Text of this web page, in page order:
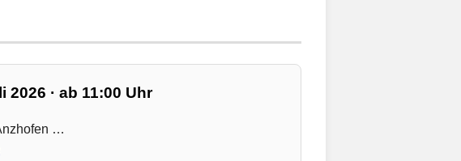
· ab 11:00 Uhr
…